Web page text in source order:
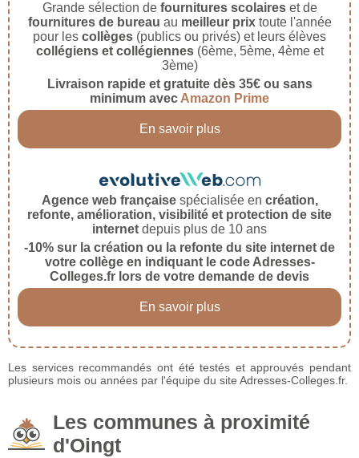
Grande sélection de fournitures scolaireset de
fournitures de bureau au meilleur prixtoute l'année
pour les collèges (publics ou privés) et leurs élèves
collégiens et collégiennes(6ème, 5ème, 4ème et
3ème)
Livraison rapide et gratuite dès 35€ ou sans
minimum avec Amazon Prime
En savoir plus
Agence web françaisespécialisée en création,
refonte, amélioration, visibilité et protection de site
internet depuis plus de 10 ans
-10% sur la création ou la refonte du site internet de
votre collège en indiquant le code Adresses-
Colleges.fr lors de votre demande de devis
En savoir plus
Les services recommandés ont été testés et approuvés pendant
plusieurs mois ou années par l'équipe du site Adresses-Colleges.fr.
Les communes à proximité
d'Oingt